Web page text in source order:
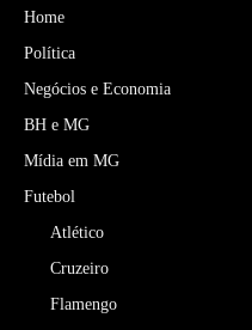
Home
Política
Negócios e Economia
BH e MG
Mídia em MG
Futebol
Atlético
Cruzeiro
Flamengo